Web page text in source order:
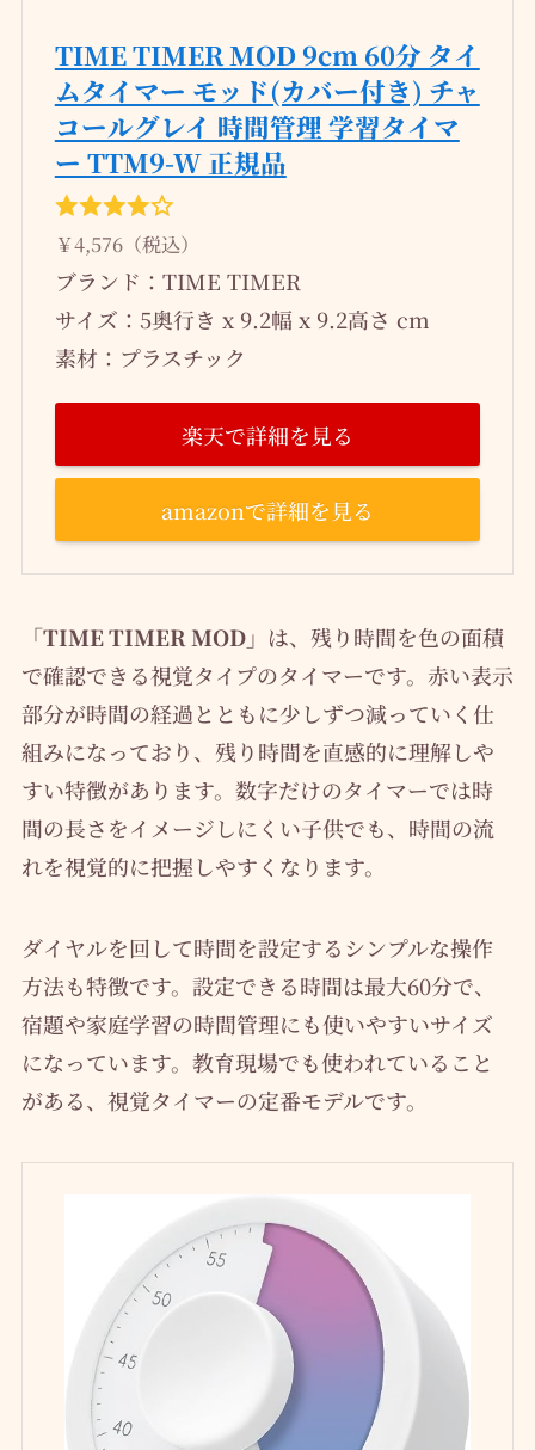
TIME TIMER MOD 9cm 60分 タイ
ムタイマー モッド(カバー付き) チャ
コールグレイ 時間管理 学習タイマ
ー TTM9-W 正規品
￥4,576（税込）
ブランド：TIME TIMER
サイズ：5奥行き x 9.2幅 x 9.2高さ cm
素材：プラスチック
楽天で詳細を見る
amazonで詳細を見る
「TIME TIMER MOD」 は、残り時間を色の面積
で確認できる視覚タイプのタイマーです。赤い表示
部分が時間の経過とともに少しずつ減っていく仕
組みになっており、残り時間を直感的に理解しや
すい特徴があります。数字だけのタイマーでは時
間の長さをイメージしにくい子供でも、時間の流
れを視覚的に把握しやすくなります。
ダイヤルを回して時間を設定するシンプルな操作
方法も特徴です。設定できる時間は最大60分で、
宿題や家庭学習の時間管理にも使いやすいサイズ
になっています。教育現場でも使われていること
がある、視覚タイマーの定番モデルです。